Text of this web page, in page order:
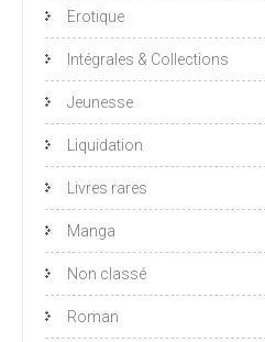
Erotique
Intégrales & Collections
Jeunesse
Liquidation
Livres rares
Manga
Non classé
Roman